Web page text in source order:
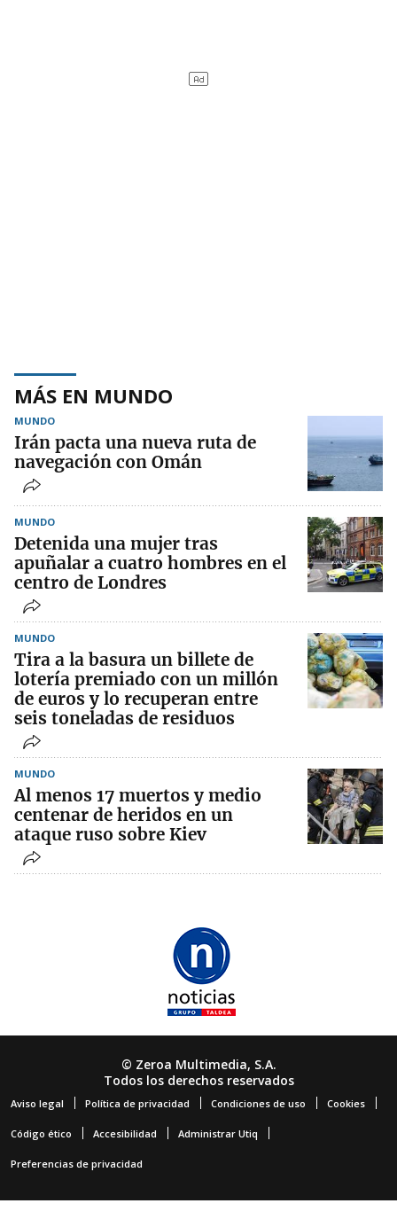
MÁS EN MUNDO
MUNDO
Irán pacta una nueva ruta de
navegación con Omán
MUNDO
Detenida una mujer tras
apuñalar a cuatro hombres en el
centro de Londres
MUNDO
Tira a la basura un billete de
lotería premiado con un millón
de euros y lo recuperan entre
seis toneladas de residuos
MUNDO
Al menos 17 muertos y medio
centenar de heridos en un
ataque ruso sobre Kiev
© Zeroa Multimedia, S.A.
Todos los derechos reservados
Aviso legal Política de privacidad Condiciones de uso Cookies
Código ético Accesibilidad Administrar Utiq
Preferencias de privacidad